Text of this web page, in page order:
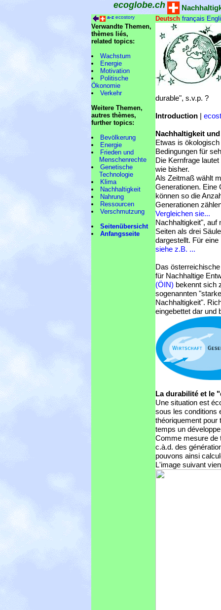
ecoglobe.ch
a-z ecostory Deutsch français
Verwandte Themen,
thèmes liés,
related topics:
Wachstum
Energie
Motivation
Politische
Ökonomie
Verkehr
Weitere Themen,
autres thèmes,
further topics:
Bevölkerung
Energie
Frieden und
Menschenrechte
Genetische
Technologie
Klima
Nachhaltigkeit
Nahrung
Ressourcen
Verschmutzung
Seitenübersicht
Anfangsseite
durable", s.v.p. ?
Introduction |
Nachhaltigkeit
Etwas is
Bedingungen für
Die Kernfrage
wie bisher.
Als Zeitmaß wählt
Generationen. Eine
können so die
Generationen
Vergleichen sie...
Nachhaltigkeit", auf
Seiten als drei
dargestellt. Für eine
siehe z.B. ...
Das
für Nachhaltige
(ÖIN) bekennt sich
sogenannten
Nachhaltigkeit".
eingebettet dar und
La durabilité et le
Une situation est
sous les conditions
théoriquement pour
temps un
Comme mesure de
c.à.d. des
pouvons ainsi
L'image suivant